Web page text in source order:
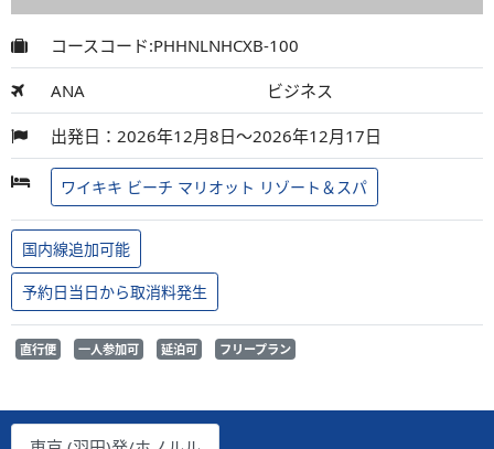
コースコード:PHHNLNHCXB-100
ANA ビジネス
出発日：2026年12月8日～2026年12月17日
ワイキキ ビーチ マリオット リゾート＆スパ
国内線追加可能
予約日当日から取消料発生
直行便 一人参加可 延泊可 フリープラン